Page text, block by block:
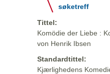
søketreff
Tittel:
Komödie der Liebe :
von Henrik Ibsen
Standardtittel:
Kjærlighedens